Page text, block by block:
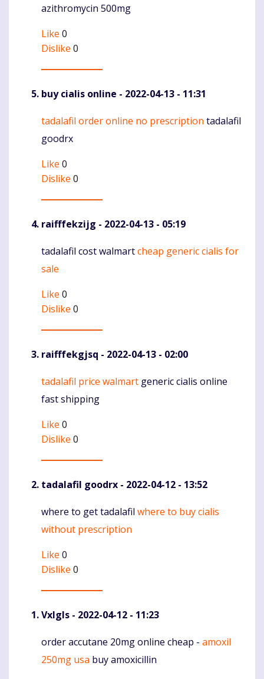
azithromycin 500mg
Like 0
Dislike 0
buy cialis online - 2022-04-13 - 11:31
Komentaras
tadalafil order online no prescription tadalafil
goodrx
Like 0
Dislike 0
raifffekzijg - 2022-04-13 - 05:19
Komentaras
tadalafil cost walmartcheap generic cialis for
sale
Like 0
Dislike 0
raifffekgjsq - 2022-04-13 - 02:00
Komentaras
tadalafil price walmart generic cialis online
fast shipping
Like 0
Dislike 0
tadalafil goodrx - 2022-04-12 - 13:52
Komentaras
where to get tadalafil where to buy cialis
without prescription
Like 0
Dislike 0
Vxlgls - 2022-04-12 - 11:23
Komentaras
order accutane 20mg online cheap - amoxil
250mg usa buy amoxicillin